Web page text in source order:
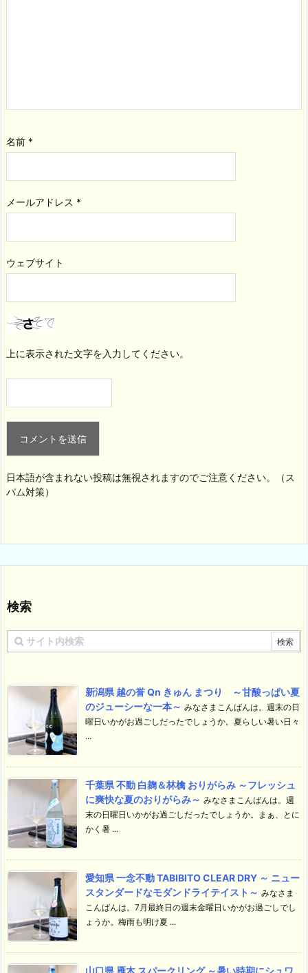
名前 *
メールアドレス *
ウェブサイト
上に表示された文字を入力してください。
日本語が含まれない投稿は無視されますのでご注意ください。（ス
パム対策）
検索
新潟県 越の誉 Qn きゅん まつり ～甘酸っぱい夏
のジューシーな一本～ みなさまこんばんは。週末の日
曜日いかがお過ごしだったでしょうか。夏らしい暑い日々
...
千葉県 不動 白麹＆林檎 おりがらみ ～フレッシュ
に爽快な夏のおりがらみ～ みなさまこんばんは。週
末の日曜日いかがお過ごしだったでしょうか。まぁ、とに
かく暑 ...
愛知県 一念不動 TABIBITO CLEAR DRY ～ ニュー
スタンダードなモダンドライテイスト～ みなさま
こんばんは。7月最終日の週末金曜日いかがお過ごしでし
ょうか。梅雨も明け夏 ...